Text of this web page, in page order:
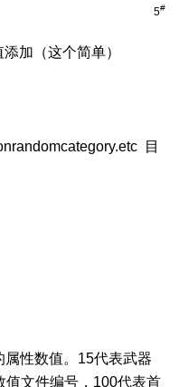
5#
加（这个简单）
目
性数值。15代表武器
值文件编号，100代表首